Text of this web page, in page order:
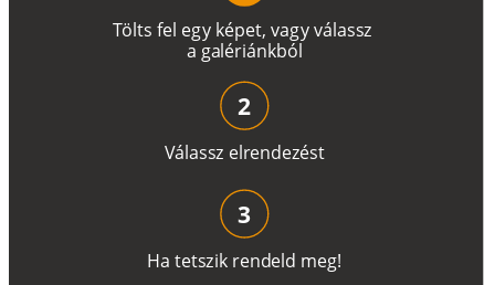
Tölts fel egy képet, vagyválassz
a galériánkból
Válassz elrendezést
2
Ha tetszik rendeld meg!
3